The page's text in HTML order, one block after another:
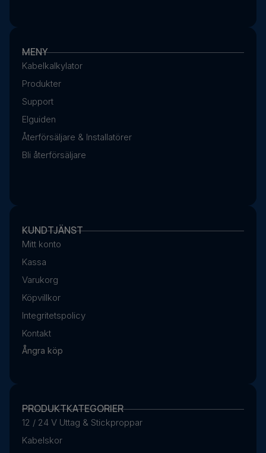
MENY
Kabelkalkylator
Produkter
Support
Elguiden
Återförsäljare & Installatörer
Bli återförsäljare
KUNDTJÄNST
Mitt konto
Kassa
Varukorg
Köpvillkor
Integritetspolicy
Kontakt
Ångra köp
PRODUKTKATEGORIER
12 / 24 V Uttag & Stickproppar
Kabelskor